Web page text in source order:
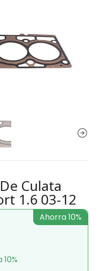
Culata
1.6 03-12
Ahorra 10%